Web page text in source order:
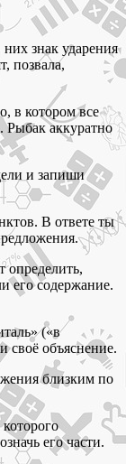
знак ударения
позвала,
в котором все
Рыбак аккуратно
и запиши
В ответе ты
определить,
его содержание.
(«в
своё объяснение.
близким по
его части.